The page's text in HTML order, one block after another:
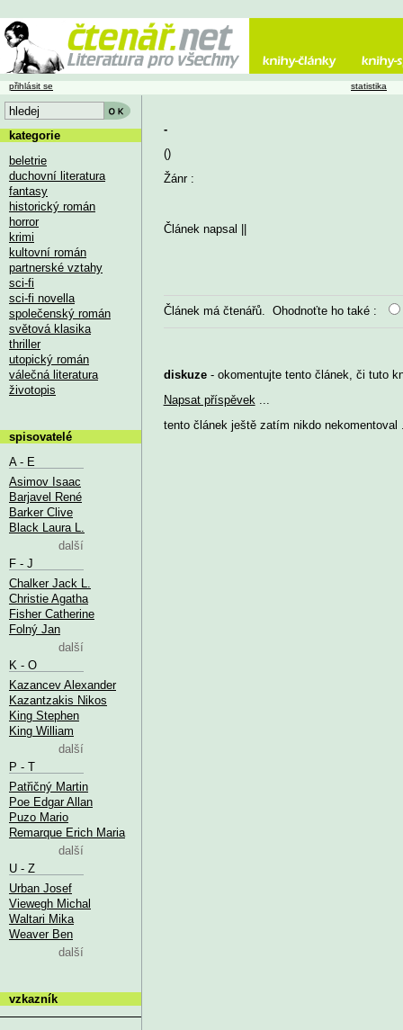
-
()
Žánr :
Článek napsal
Článek má čtenářů. Ohodnoťte ho také :
diskuze- okomentujte tento článek, či tuto
Napsat příspěvek
tento článek ještě zatím nikdo nekomentoval
přihlásit se statistika
kategorie
beletrie
duchovní literatura
fantasy
historický román
horror
krimi
kultovní román
partnerské vztahy
sci-fi
sci-fi novella
společenský román
světová klasika
thriller
utopický román
válečná literatura
životopis
spisovatelé
A - E
Asimov Isaac
Barjavel René
Barker Clive
Black Laura L.
další
F - J
Chalker Jack L.
Christie Agatha
Fisher Catherine
Folný Jan
další
K - O
Kazancev Alexander
Kazantzakis Nikos
King Stephen
King William
další
P - T
Patřičný Martin
Poe Edgar Allan
Puzo Mario
Remarque Erich Maria
další
U - Z
Urban Josef
Viewegh Michal
Waltari Mika
Weaver Ben
další
vzkazník